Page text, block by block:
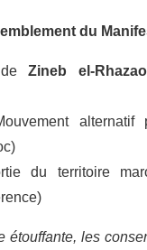
du
deZineb el-
du territoire
étouffante, les